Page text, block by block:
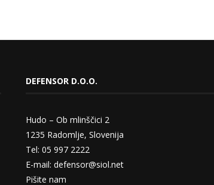
DEFENSOR D.O.O.
Hudo – Ob mlinščici 2
1235 Radomlje, Slovenija
Tel: 05 997 2222
E-mail: defensor@siol.net
Pišite nam